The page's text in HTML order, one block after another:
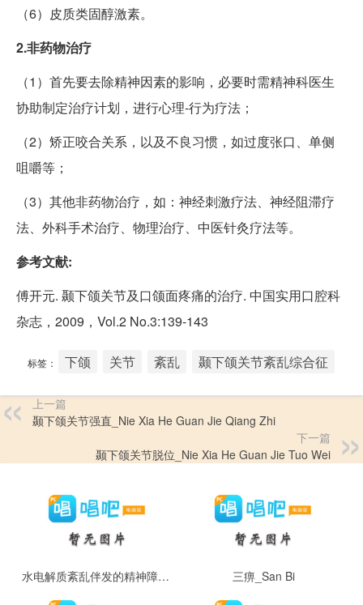
（6）皮质类固醇激素。
2.非药物治疗
（1）首先要去除精神因素的影响，必要时需精神科医生
协助制定治疗计划，进行心理-行为疗法；
（2）矫正咬合关系，以及不良习惯，如过度张口、单侧
咀嚼等；
（3）其他非药物治疗，如：神经刺激疗法、神经阻滞疗
法、外科手术治疗、物理治疗、中医针灸疗法等。
参考文献:
傅开元. 颞下颌关节及口颌面疼痛的治疗. 中国实用口腔科
杂志，2009，Vol.2 No.3:139-143
标签： 下颌 关节 紊乱 颞下颌关节紊乱综合征
上一篇
颞下颌关节强直_Nie Xia He Guan Jie Qiang Zhi
下一篇
颞下颌关节脱位_Nie Xia He Guan Jie Tuo Wei
水电解质紊乱伴发的精神障碍_Shui Dian Jie Zhi Wen Luan Ban Fa De Jing Shen Zhang Ai 三痹_San Bi